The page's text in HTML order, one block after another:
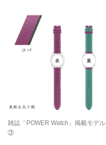
雑誌「POWER Watch」掲載モデル
③